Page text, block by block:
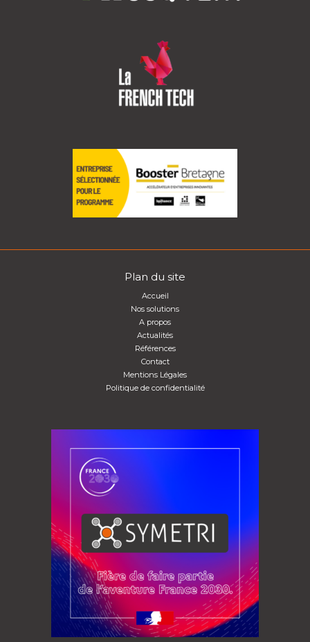
Plan du site
Accueil
Nos solutions
A propos
Actualités
Références
Contact
Mentions Légales
Politique de confidentialité